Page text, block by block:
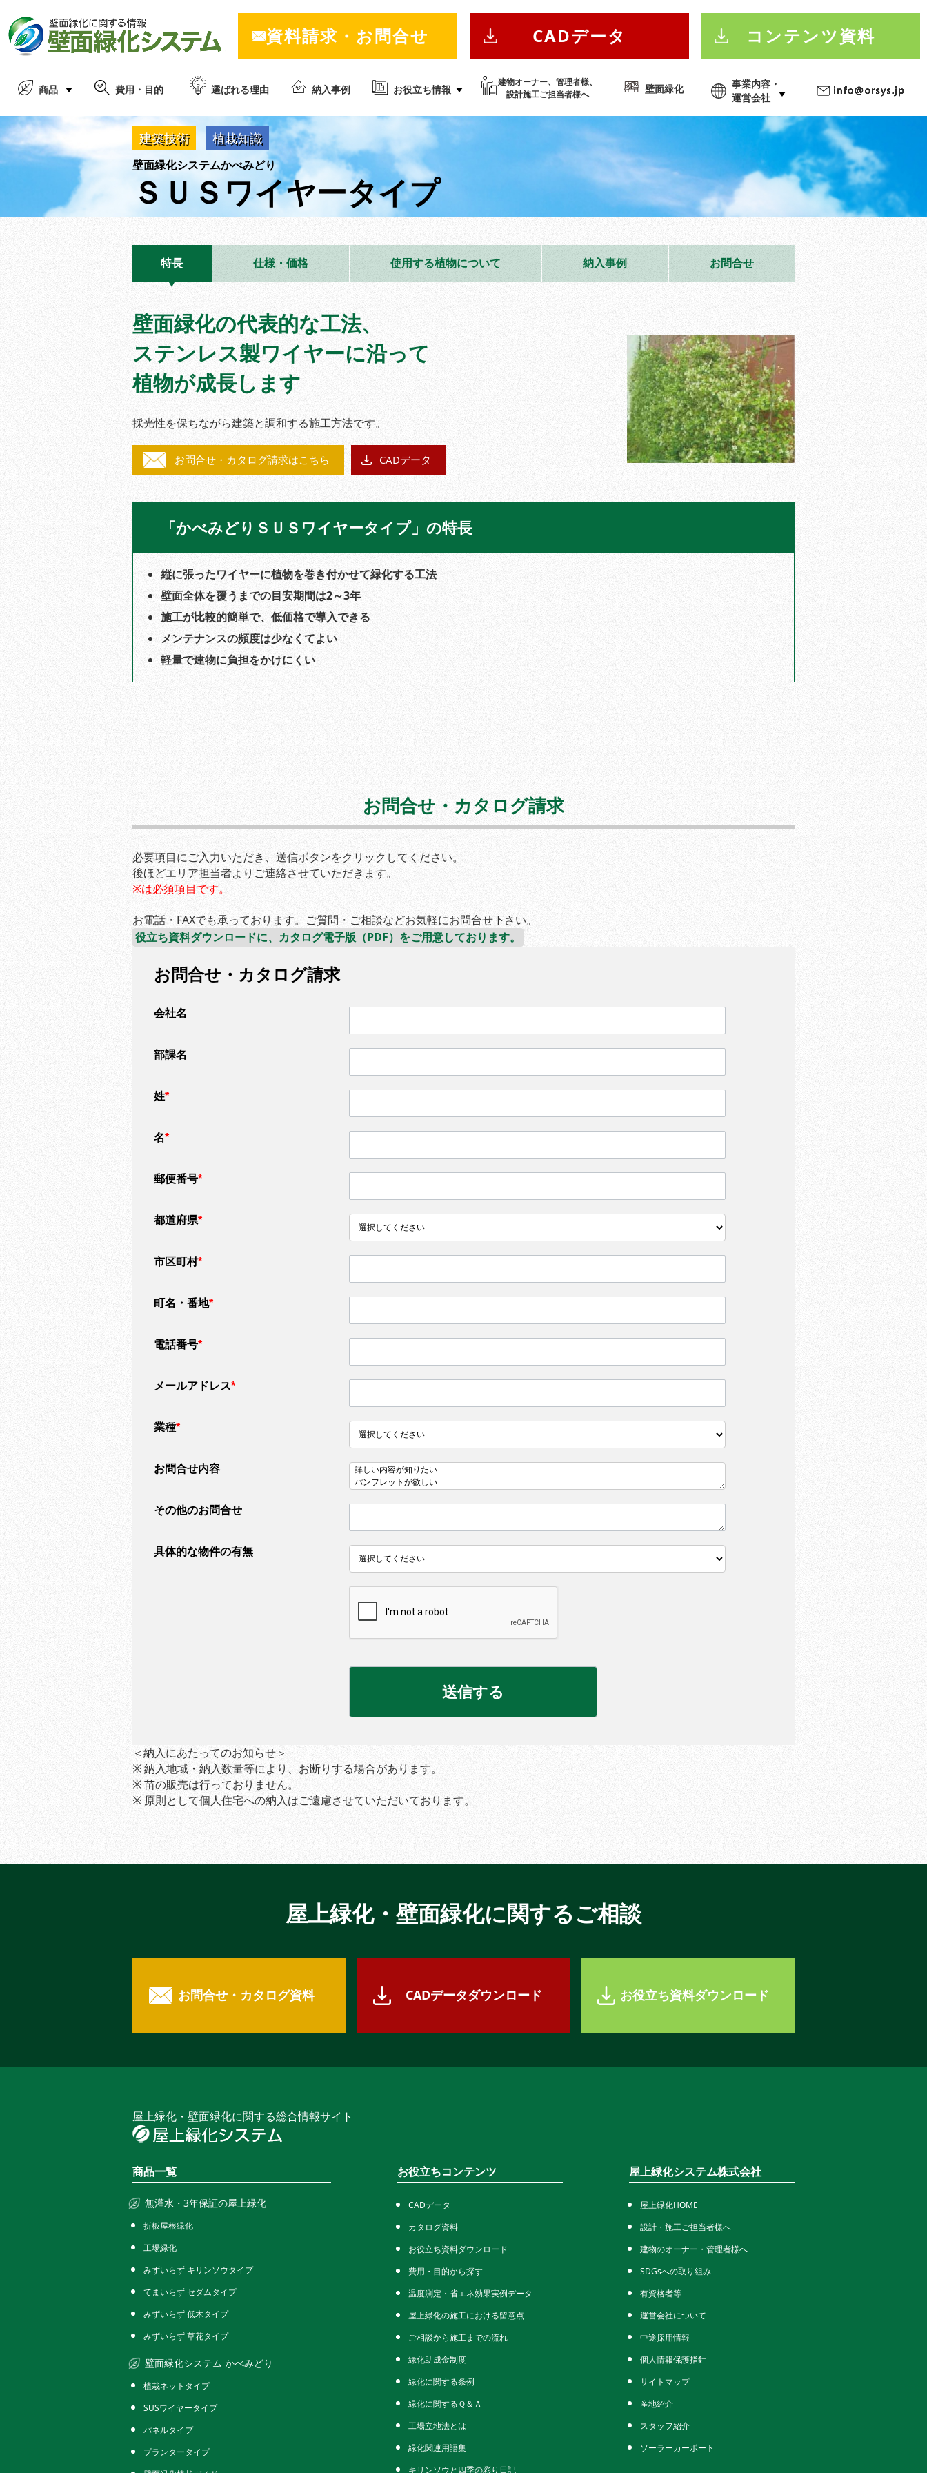
資料請求・お問合せ CADデータ コンテンツ資料
商品 費用・目的 選ばれる理由 納入事例 お役立ち情報
建物オーナー、管理者様、
設計施工ご担当者様へ
壁面緑化
事業内容・
運営会社
建築技術 植栽知識
壁面緑化システムかべみどり
ＳＵＳワイヤータイプ
特長 仕様・価格 使用する植物について 納入事例 お問合せ
壁面緑化の代表的な工法、
ステンレス製ワイヤーに沿って
植物が成長します
採光性を保ちながら建築と調和する施工方法です。
お問合せ・カタログ請求はこちら CADデータ
「かべみどりＳＵＳワイヤータイプ」の特長
縦に張ったワイヤーに植物を巻き付かせて緑化する工法
壁面全体を覆うまでの目安期間は2～3年
施工が比較的簡単で、低価格で導入できる
メンテナンスの頻度は少なくてよい
軽量で建物に負担をかけにくい
お問合せ・カタログ請求
必要項目にご入力いただき、送信ボタンをクリックしてください。
後ほどエリア担当者よりご連絡させていただきます。
※は必須項目です。
お電話・FAXでも承っております。ご質問・ご相談などお気軽にお問合せ下さい。
役立ち資料ダウンロードに、カタログ電子版（PDF）をご用意しております。
お問合せ・カタログ請求
会社名
部課名
姓*
名*
郵便番号*
都道府県*
市区町村*
町名・番地*
電話番号*
メールアドレス*
業種*
お問合せ内容
その他のお問合せ
具体的な物件の有無
＜納入にあたってのお知らせ＞
※ 納入地域・納入数量等により、お断りする場合があります。
※ 苗の販売は行っておりません。
※ 原則として個人住宅への納入はご遠慮させていただいております。
屋上緑化・壁面緑化に関するご相談
お問合せ・カタログ資料 CADデータダウンロード お役立ち資料ダウンロード
屋上緑化・壁面緑化に関する総合情報サイト
商品一覧
無灌水・3年保証の屋上緑化
折板屋根緑化
工場緑化
みずいらず キリンソウタイプ
てまいらず セダムタイプ
みずいらず 低木タイプ
みずいらず 草花タイプ
壁面緑化システム かべみどり
植栽ネットタイプ
SUSワイヤータイプ
パネルタイプ
プランタータイプ
お役立ちコンテンツ
CADデータ
カタログ資料
お役立ち資料ダウンロード
費用・目的から探す
温度測定・省エネ効果実例データ
屋上緑化の施工における留意点
ご相談から施工までの流れ
緑化助成金制度
緑化に関する条例
緑化に関するＱ＆Ａ
工場立地法とは
緑化関連用語集
キリンソウと四季の彩り日記
屋上緑化システム株式会社
屋上緑化HOME
設計・施工ご担当者様へ
建物のオーナー・管理者様へ
SDGsへの取り組み
有資格者等
運営会社について
中途採用情報
個人情報保護指針
サイトマップ
産地紹介
スタッフ紹介
ソーラーカーポート